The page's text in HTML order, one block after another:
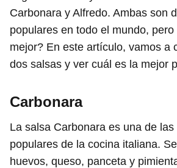
Carbonara y Alfredo. Ambas son
populares en todo el mundo,
mejor? En este artículo, vamos a
dos salsas y ver cuál es la mejor
Carbonara
La salsa Carbonara es una de
populares de la cocina italiana.
huevos, queso, panceta y